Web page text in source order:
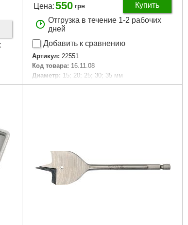
Цена:550 грн
Купить
Отгрузка в течение 1-2 рабочих
дней
Добавить к сравнению
Артикул: 22551
Код товара: 16.11.08
Диаметр: 15; 20; 25; 30; 35 мм
Применение: Дерево